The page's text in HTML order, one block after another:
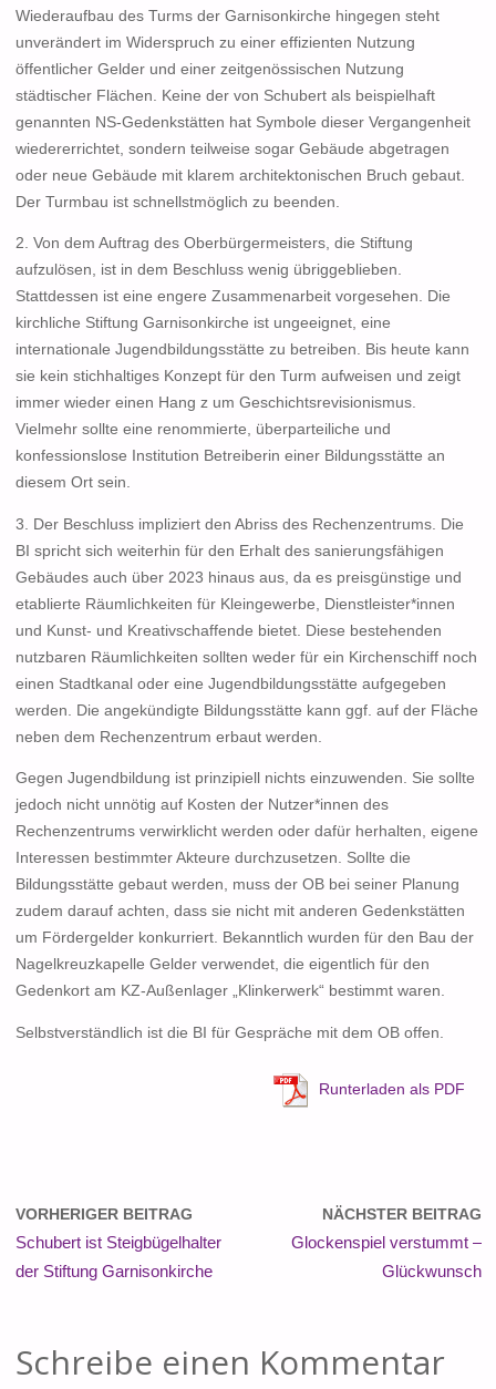
Wiederaufbau des Turms der Garnisonkirche hingegen steht
unverändert im Widerspruch zu einer effizienten Nutzung
öffentlicher Gelder und einer zeitgenössischen Nutzung
städtischer Flächen. Keine der von Schubert als beispielhaft
genannten NS-Gedenkstätten hat Symbole dieser Vergangenheit
wiedererrichtet, sondern teilweise sogar Gebäude abgetragen
oder neue Gebäude mit klarem architektonischen Bruch gebaut.
Der Turmbau ist schnellstmöglich zu beenden.
2. Von dem Auftrag des Oberbürgermeisters, die Stiftung
aufzulösen, ist in dem Beschluss wenig übriggeblieben.
Stattdessen ist eine engere Zusammenarbeit vorgesehen. Die
kirchliche Stiftung Garnisonkirche ist ungeeignet, eine
internationale Jugendbildungsstätte zu betreiben. Bis heute kann
sie kein stichhaltiges Konzept für den Turm aufweisen und zeigt
immer wieder einen Hang z um Geschichtsrevisionismus.
Vielmehr sollte eine renommierte, überparteiliche und
konfessionslose Institution Betreiberin einer Bildungsstätte an
diesem Ort sein.
3. Der Beschluss impliziert den Abriss des Rechenzentrums. Die
BI spricht sich weiterhin für den Erhalt des sanierungsfähigen
Gebäudes auch über 2023 hinaus aus, da es preisgünstige und
etablierte Räumlichkeiten für Kleingewerbe, Dienstleister*innen
und Kunst- und Kreativschaffende bietet. Diese bestehenden
nutzbaren Räumlichkeiten sollten weder für ein Kirchenschiff noch
einen Stadtkanal oder eine Jugendbildungsstätte aufgegeben
werden. Die angekündigte Bildungsstätte kann ggf. auf der Fläche
neben dem Rechenzentrum erbaut werden.
Gegen Jugendbildung ist prinzipiell nichts einzuwenden. Sie sollte
jedoch nicht unnötig auf Kosten der Nutzer*innen des
Rechenzentrums verwirklicht werden oder dafür herhalten, eigene
Interessen bestimmter Akteure durchzusetzen. Sollte die
Bildungsstätte gebaut werden, muss der OB bei seiner Planung
zudem darauf achten, dass sie nicht mit anderen Gedenkstätten
um Fördergelder konkurriert. Bekanntlich wurden für den Bau der
Nagelkreuzkapelle Gelder verwendet, die eigentlich für den
Gedenkort am KZ-Außenlager „Klinkerwerk“ bestimmt waren.
Selbstverständlich ist die BI für Gespräche mit dem OB offen.
Runterladen als PDF
VORHERIGER BEITRAG
Schubert ist Steigbügelhalter
der Stiftung Garnisonkirche
NÄCHSTER BEITRAG
Glockenspiel verstummt –
Glückwunsch
Schreibe einen Kommentar